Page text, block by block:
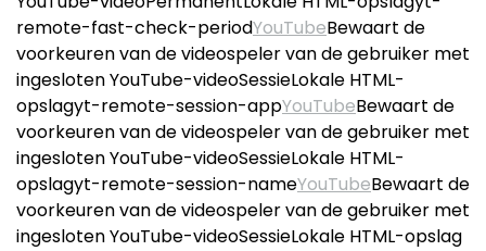
remote-fast-check-periodYouTubeBewaart de
voorkeuren van de videospeler van de gebruiker met
ingesloten YouTube-videoSessieLokale HTML-
opslagyt-remote-session-appYouTubeBewaart de
voorkeuren van de videospeler van de gebruiker met
ingesloten YouTube-videoSessieLokale HTML-
opslagyt-remote-session-nameYouTubeBewaart de
voorkeuren van de videospeler van de gebruiker met
ingesloten YouTube-videoSessieLokale HTML-opslag